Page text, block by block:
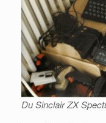
Du Sinclair ZX